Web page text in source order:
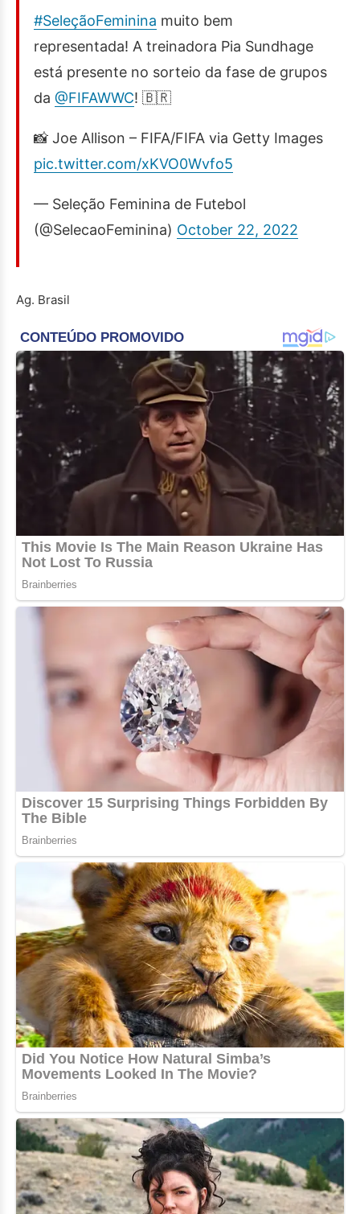
#SeleçãoFeminina muito bem
representada! A treinadora Pia Sundhage
está presente no sorteio da fase de grupos
da @FIFAWWC! 🇧🇷
📸 Joe Allison – FIFA/FIFA via Getty Images
pic.twitter.com/xKVO0Wvfo5
— Seleção Feminina de Futebol
(@SelecaoFeminina) October 22, 2022
Ag. Brasil